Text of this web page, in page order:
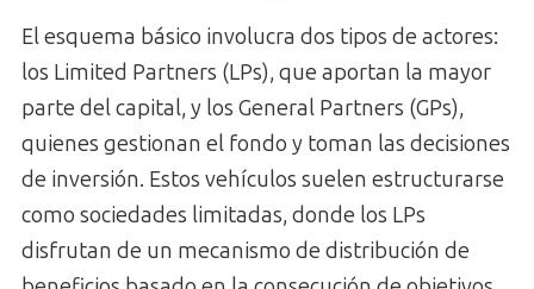
El esquema básico involucra dos tipos de actores:
los Limited Partners (LPs), que aportan la mayor
parte del capital, y los General Partners (GPs),
quienes gestionan el fondo y toman las decisiones
de inversión. Estos vehículos suelen estructurarse
como sociedades limitadas, donde los LPs
disfrutan de un mecanismo de distribución de